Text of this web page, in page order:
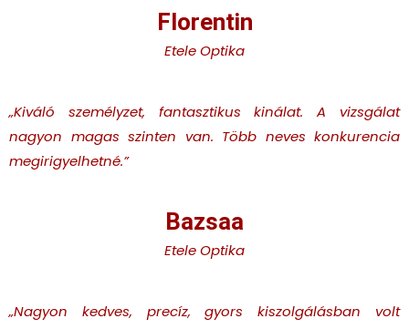
Florentin
Etele Optika
„Kiváló személyzet, fantasztikus kinálat. A vizsgálat
nagyon magas szinten van. Több neves konkurencia
megirigyelhetné.”
Bazsaa
Etele Optika
„Nagyon kedves, precíz, gyors kiszolgálásban volt